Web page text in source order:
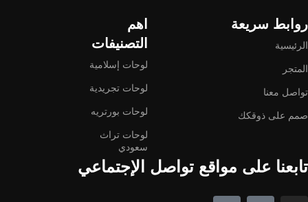
روابط سريعة
الرئيسية
المتجر
تواصل معنا
صمم على ذوقكك
اهم
التصنيفات
لوحات إسلامية
لوحات تجريدية
لوحات بورتريه
لوحات تراث
سعودي
تابعنا على مواقع تواصل الإجتماعي